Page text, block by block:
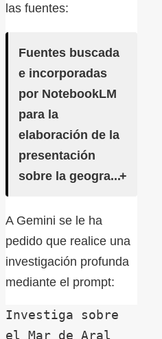
las fuentes:
Fuentes buscada
e incorporadas
por NotebookLM
para la
elaboración de la
presentación
sobre la geogra...
A Gemini se le ha
pedido que realice una
investigación profunda
mediante el prompt:
Investiga sobre
el Mar de Aral